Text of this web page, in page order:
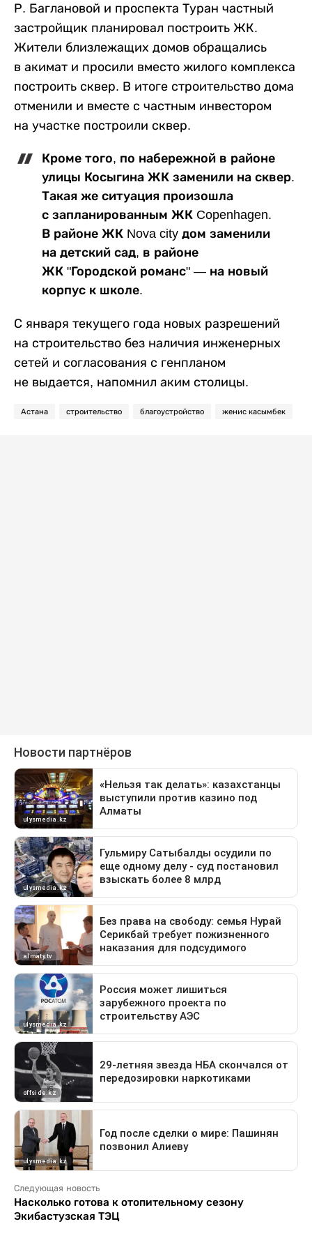
Р. Баглановой и проспекта Туран частный
застройщик планировал построить ЖК.
Жители близлежащих домов обращались
в акимат и просили вместо жилого комплекса
построить сквер. В итоге строительство дома
отменили и вместе с частным инвестором
на участке построили сквер.
Кроме того, по набережной в районе
улицы Косыгина ЖК заменили на сквер.
Такая же ситуация произошла
с запланированным ЖК Copenhagen.
В районе ЖК Nova city дом заменили
на детский сад, в районе
ЖК "Городской романс" — на новый
корпус к школе.
С января текущего года новых разрешений
на строительство без наличия инженерных
сетей и согласования с генпланом
не выдается, напомнил аким столицы.
Астана строительство благоустройство женис касымбек
Следующая новость
Насколько готова к отопительному сезону
Экибастузская ТЭЦ